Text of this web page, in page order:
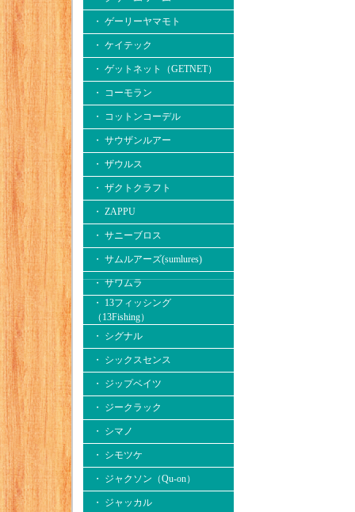
・ ゲーリーヤマモト
・ ケイテック
・ ゲットネット（GETNET）
・ コーモラン
・ コットンコーデル
・ サウザンルアー
・ ザウルス
・ ザクトクラフト
・ ZAPPU
・ サニーブロス
・ サムルアーズ(sumlures)
・ サワムラ
・ 13フィッシング
（13Fishing）
・ シグナル
・ シックスセンス
・ ジップベイツ
・ ジークラック
・ シマノ
・ シモツケ
・ ジャクソン（Qu-on）
・ ジャッカル